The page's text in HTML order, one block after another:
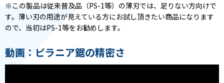
※この製品は従来普及品（PS-1等）の薄刃では、足りない方向けで
す。薄い刃の用途が見えている方にお試し頂きたい商品になります
ので、当初はPS-1等をお勧めします。
動画：ピラニア鋸の精密さ